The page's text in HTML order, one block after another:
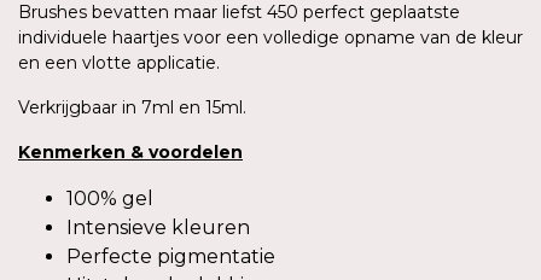
Brushes bevatten maar liefst 450 perfect geplaatste
individuele haartjes voor een volledige opname van de kleur
en een vlotte applicatie.
Verkrijgbaar in 7ml en 15ml.
Kenmerken & voordelen
100% gel
Intensieve kleuren
Perfecte pigmentatie